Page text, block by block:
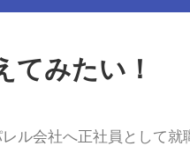
てみたい！
ル会社へ正社員として就